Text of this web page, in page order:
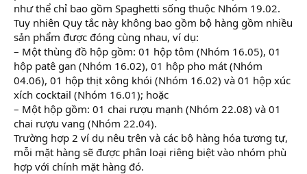
như thể chỉ bao gồm Spaghetti sống thuộc Nhóm 19.02.
Tuy nhiên Quy tắc này không bao gồm bộ hàng gồm nhiều
sản phẩm được đóng cùng nhau, ví dụ:
– Một thùng đồ hộp gồm: 01 hộp tôm (Nhóm 16.05), 01
hộp patê gan (Nhóm 16.02), 01 hộp pho mát (Nhóm
04.06), 01 hộp thịt xông khói (Nhóm 16.02) và 01 hộp xúc
xích cocktail (Nhóm 16.01); hoặc
– Một hộp gồm: 01 chai rượu mạnh (Nhóm 22.08) và 01
chai rượu vang (Nhóm 22.04).
Trường hợp 2 ví dụ nêu trên và các bộ hàng hóa tương tự,
mỗi mặt hàng sẽ được phân loại riêng biệt vào nhóm phù
hợp với chính mặt hàng đó.